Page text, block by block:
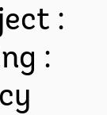
:
: